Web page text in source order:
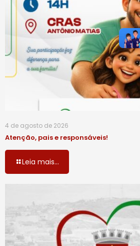
4 de agosto de 2026
Atenção, pais e responsáveis!
Leia mais...